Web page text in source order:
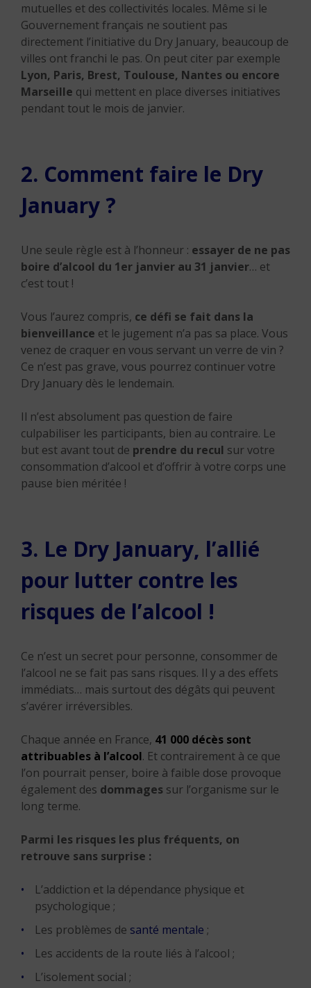
mutuelles et des collectivités locales. Même si le
Gouvernement français ne soutient pas
directement l’initiative du Dry January, beaucoup de
villes ont franchi le pas. On peut citer par exemple
Lyon, Paris, Brest, Toulouse, Nantes ou encore
Marseille qui mettent en place diverses initiatives
pendant tout le mois de janvier.
2. Comment faire le Dry
January ?
Une seule règle est à l’honneur : essayer de ne pas
boire d’alcool du 1er janvier au 31 janvier… et
c’est tout !
Vous l’aurez compris, ce défi se fait dans la
bienveillance et le jugement n’a pas sa place. Vous
venez de craquer en vous servant un verre de vin ?
Ce n’est pas grave, vous pourrez continuer votre
Dry January dès le lendemain.
Il n’est absolument pas question de faire
culpabiliser les participants, bien au contraire. Le
but est avant tout de prendre du recul sur votre
consommation d’alcool et d’offrir à votre corps une
pause bien méritée !
3. Le Dry January, l’allié
pour lutter contre les
risques de l’alcool !
Ce n’est un secret pour personne, consommer de
l’alcool ne se fait pas sans risques. Il y a des effets
immédiats… mais surtout des dégâts qui peuvent
s’avérer irréversibles.
Chaque année en France, 41 000 décès sont
attribuables à l’alcool. Et contrairement à ce que
l’on pourrait penser, boire à faible dose provoque
également des dommages sur l’organisme sur le
long terme.
Parmi les risques les plus fréquents, on
retrouve sans surprise :
L’addiction et la dépendance physique et
psychologique ;
Les problèmes de santé mentale ;
Les accidents de la route liés à l’alcool ;
L’isolement social ;